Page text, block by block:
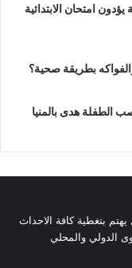
يؤدون امتحان الابتدائية
بطريقة صحية؟
الطفلة هدى بالمنيا
بتغطية كافة الاحداث
الدولي والمحلي